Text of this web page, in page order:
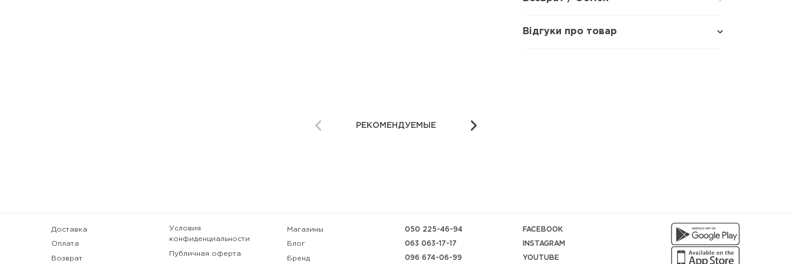
Відгуки про товар
РЕКОМЕНДУЕМЫЕ
Доставка
Оплата
Возврат
Условия
конфиденциальности
Публичная оферта
Магазины
Блог
Бренд
050 225-46-94
063 063-17-17
096 674-06-99
FACEBOOK
INSTAGRAM
YOUTUBE